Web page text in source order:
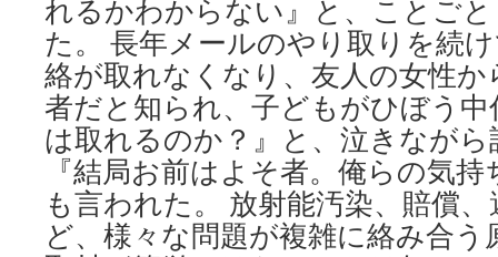
れるかわからない』と、ことご
た。 長年メールのやり取りを続
絡が取れなくなり、友人の女性か
者だと知られ、子どもがひぼう
は取れるのか？』と、泣きなが
『結局お前はよそ者。俺らの気
も言われた。 放射能汚染、賠償
ど、様々な問題が複雑に絡み合う